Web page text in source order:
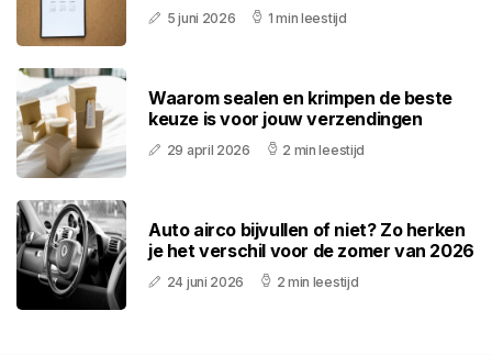
5 juni 2026 1 min leestijd
Waarom sealen en krimpen de beste
keuze is voor jouw verzendingen
29 april 2026 2 min leestijd
Auto airco bijvullen of niet? Zo herken
je het verschil voor de zomer van 2026
24 juni 2026 2 min leestijd